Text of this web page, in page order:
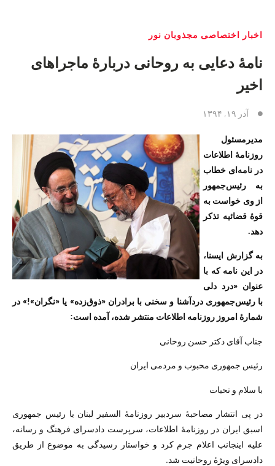
اخبار اختصاصی مجذوبان نور
نامهٔ دعایی به روحانی دربارهٔ ماجراهای
اخیر
آذر ۱۹, ۱۳۹۴
مدیرمسئول
روزنامهٔ اطلاعات
در نامه‌ای خطاب
به رئیس‌جمهور
از وی خواست به
قوهٔ قضائیه تذکر
دهد.
به گزارش ایسنا،
در این نامه که با
عنوان «درد دلی
با رئیس‌جمهوری دردآشنا و سخنی با برادران «ذوق‌زده» یا «نگران»!» در
شمارهٔ امروز روزنامه اطلاعات منتشر شده، آمده است:
جناب آقای دکتر حسن روحانی
رئیس جمهوری محبوب و مردمی ایران
با سلام و تحیات
در پی انتشار مصاحبهٔ سردبیر روزنامهٔ السفیر لبنان با رئیس جمهوری
اسبق ایران در روزنامهٔ اطلاعات، سرپرست دادسرای فرهنگ و رسانه،
علیه اینجانب اعلام جرم کرد و خواستار رسیدگی به موضوع از طریق
دادسرای ویژهٔ روحانیت شد.